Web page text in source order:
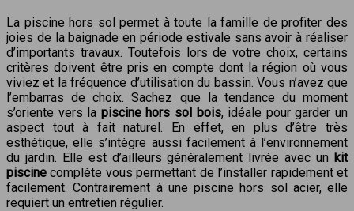
La piscine hors sol permet à toute la famille de profiter des
joies de la baignade en période estivale sans avoir à réaliser
d’importants travaux. Toutefois lors de votre choix, certains
critères doivent être pris en compte dont la région où vous
viviez et la fréquence d’utilisation du bassin. Vous n’avez que
l’embarras de choix. Sachez que la tendance du moment
s’oriente vers la piscine hors sol bois, idéale pour garder un
aspect tout à fait naturel. En effet, en plus d’être très
esthétique, elle s’intègre aussi facilement à l’environnement
du jardin. Elle est d’ailleurs généralement livrée avec un kit
piscine complète vous permettant de l’installer rapidement et
facilement. Contrairement à une piscine hors sol acier, elle
requiert un entretien régulier.